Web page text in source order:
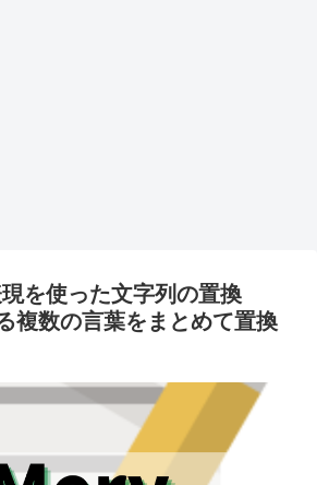
を使った文字列の置換
複数の言葉をまとめて置換